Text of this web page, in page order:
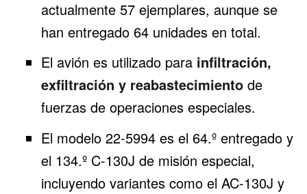
actualmente 57 ejemplares, aunque se
han entregado 64 unidades en total.
El avión es utilizado para infiltración,
exfiltración y reabastecimientode
fuerzas de operaciones especiales.
El modelo 22-5994 es el 64.º entregado y
el 134.º C-130J de misión especial,
incluyendo variantes como el AC-130J y